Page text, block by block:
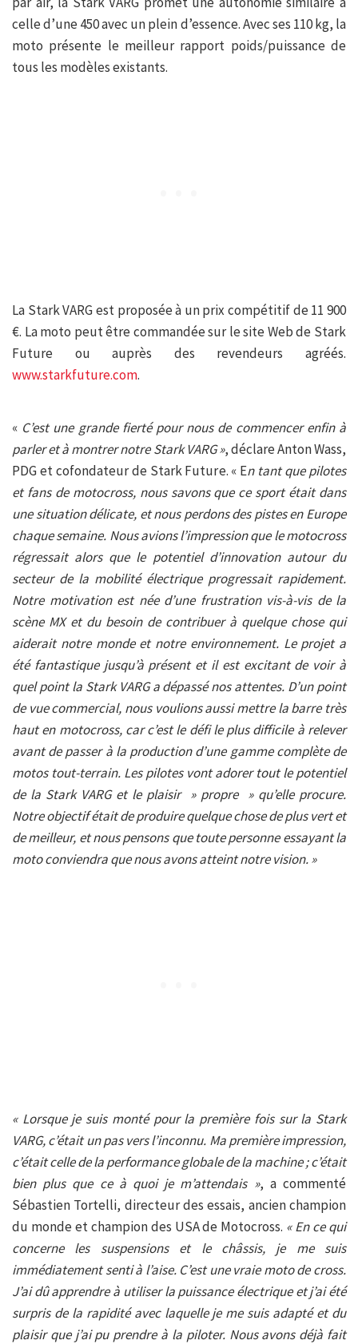
celle d’une 450 avec un plein d’essence. Avec ses 110 kg, la
moto présente le meilleur rapport poids/puissance de
tous les modèles existants.
La Stark VARG est proposée à un prix compétitif de 11 900
€. La moto peut être commandée sur le site Web de Stark
Future ou auprès des revendeurs agréés.
www.starkfuture.com.
« C’est une grande fierté pour nous de commencer enfin à
parler et à montrer notre Stark VARG », déclare Anton Wass,
PDG et cofondateur de Stark Future. « En tant que pilotes
et fans de motocross, nous savons que ce sport était dans
une situation délicate, et nous perdons des pistes en Europe
chaque semaine. Nous avions l’impression que le motocross
régressait alors que le potentiel d’innovation autour du
secteur de la mobilité électrique progressait rapidement.
Notre motivation est née d’une frustration vis-à-vis de la
scène MX et du besoin de contribuer à quelque chose qui
aiderait notre monde et notre environnement. Le projet a
été fantastique jusqu’à présent et il est excitant de voir à
quel point la Stark VARG a dépassé nos attentes. D’un point
de vue commercial, nous voulions aussi mettre la barre très
haut en motocross, car c’est le défi le plus difficile à relever
avant de passer à la production d’une gamme complète de
motos tout-terrain. Les pilotes vont adorer tout le potentiel
de la Stark VARG et le plaisir » propre » qu’elle procure.
Notre objectif était de produire quelque chose de plus vert et
de meilleur, et nous pensons que toute personne essayant la
moto conviendra que nous avons atteint notre vision. »
« Lorsque je suis monté pour la première fois sur la Stark
VARG, c’était un pas vers l’inconnu. Ma première impression,
c’était celle de la performance globale de la machine ; c’était
bien plus que ce à quoi je m’attendais », a commenté
Sébastien Tortelli, directeur des essais, ancien champion
du monde et champion des USA de Motocross. « En ce qui
concerne les suspensions et le châssis, je me suis
immédiatement senti à l’aise. C’est une vraie moto de cross.
J’ai dû apprendre à utiliser la puissance électrique et j’ai été
surpris de la rapidité avec laquelle je me suis adapté et du
plaisir que j’ai pu prendre à la piloter. Nous avons déjà fait